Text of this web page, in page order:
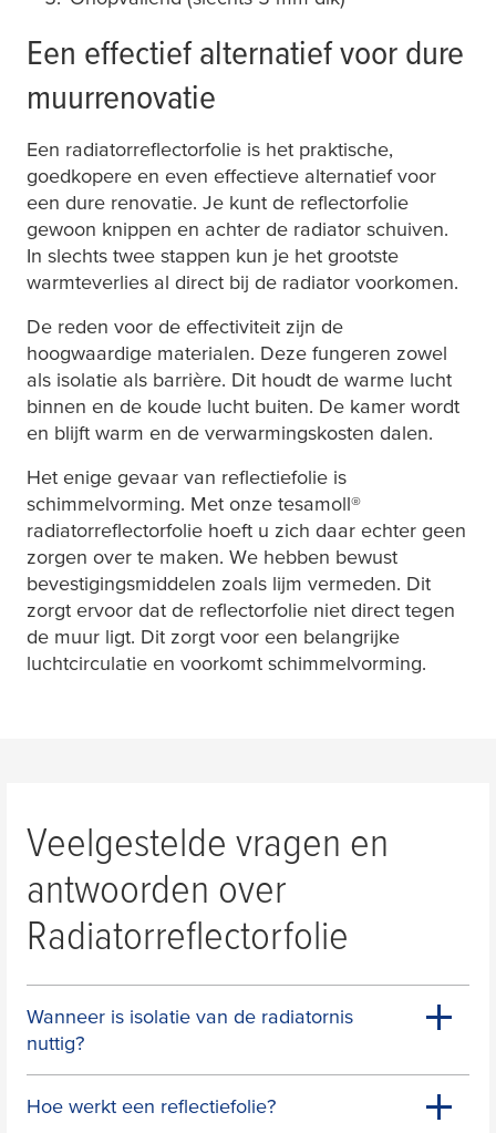
Een effectief alternatief voor dure
muurrenovatie
Een radiatorreflectorfolie is het praktische,
goedkopere en even effectieve alternatief voor
een dure renovatie. Je kunt de reflectorfolie
gewoon knippen en achter de radiator schuiven.
In slechts twee stappen kun je het grootste
warmteverlies al direct bij de radiator voorkomen.
De reden voor de effectiviteit zijn de
hoogwaardige materialen. Deze fungeren zowel
als isolatie als barrière. Dit houdt de warme lucht
binnen en de koude lucht buiten. De kamer wordt
en blijft warm en de verwarmingskosten dalen.
Het enige gevaar van reflectiefolie is
schimmelvorming. Met onze tesamoll®
radiatorreflectorfolie hoeft u zich daar echter geen
zorgen over te maken. We hebben bewust
bevestigingsmiddelen zoals lijm vermeden. Dit
zorgt ervoor dat de reflectorfolie niet direct tegen
de muur ligt. Dit zorgt voor een belangrijke
luchtcirculatie en voorkomt schimmelvorming.
Veelgestelde vragen en
antwoorden over
Radiatorreflectorfolie
Wanneer is isolatie van de radiatornis
nuttig?
Hoe werkt een reflectiefolie?